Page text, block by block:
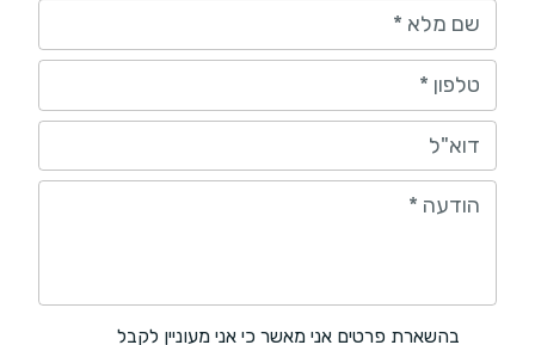
שם מלא *
טלפון *
דוא"ל
הודעה *
בהשארת פרטים אני מאשר כי אני מעוניין לקבל